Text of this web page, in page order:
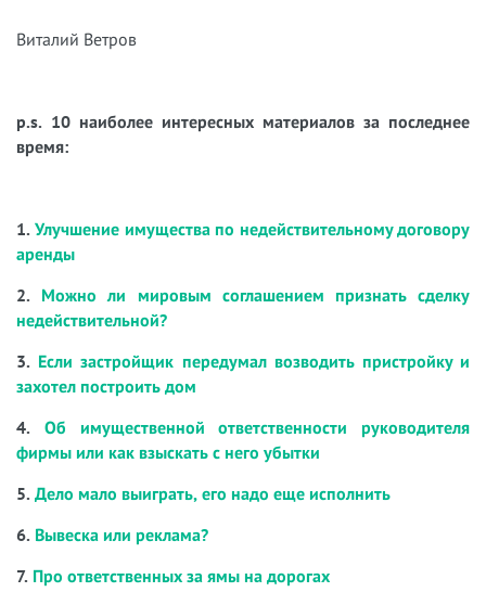
Виталий Ветров
p.s. 10 наиболее интересных материалов за последнее
время:
1.Улучшение имущества по недействительному договору
аренды
2. Можно ли мировым соглашением признать сделку
недействительной?
3. Если застройщик передумал возводить пристройку и
захотел построить дом
4. Об имущественной ответственности руководителя
фирмы или как взыскать с него убытки
5. Дело мало выиграть, его надо еще исполнить
6. Вывеска или реклама?
7. Про ответственных за ямы на дорогах